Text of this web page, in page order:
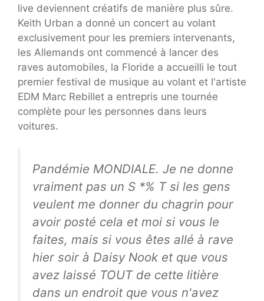
live deviennent créatifs de manière plus sûre.
Keith Urban a donné un concert au volant
exclusivement pour les premiers intervenants,
les Allemands ont commencé à lancer des
raves automobiles, la Floride a accueilli le tout
premier festival de musique au volant et l'artiste
EDM Marc Rebillet a entrepris une tournée
complète pour les personnes dans leurs
voitures.
Pandémie MONDIALE. Je ne donne
vraiment pas un S *% T si les gens
veulent me donner du chagrin pour
avoir posté cela et moi si vous le
faites, mais si vous êtes allé à rave
hier soir à Daisy Nook et que vous
avez laissé TOUT de cette litière
dans un endroit que vous n'avez